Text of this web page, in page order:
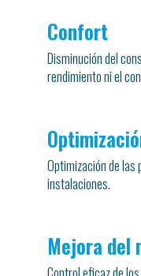
Confort
Disminución del
rendimiento ni el
Optimización de las
instalaciones.
Mejora del